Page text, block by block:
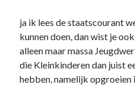
Zoeken
Aandelen
ja ik lees de staatscourant
kunnen doen, dan wist je
alleen maar massa
die Kleinkinderen dan juist
hebben, namelijk opgroeien